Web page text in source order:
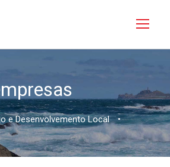
e Desenvolvemento Local •